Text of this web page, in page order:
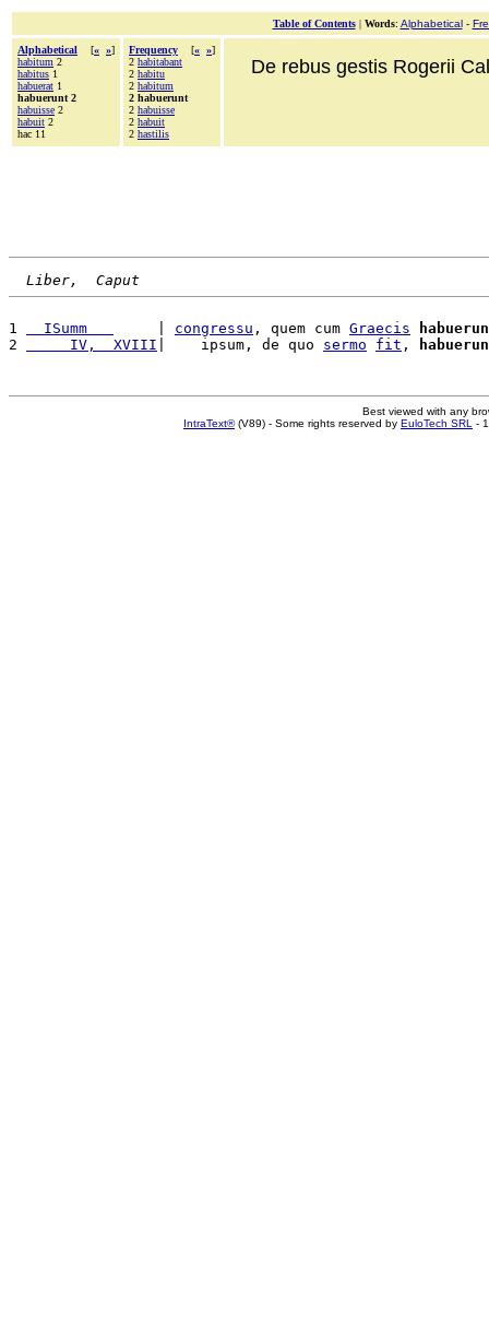
Table of Contents| Words: Alphabetical-
Alphabetical [« »]
habitum 2
habitus 1
habuerat 1
habuerunt 2
habuisse 2
habuit 2
hac 11
Frequency [« »]
2 habitabant
2 habitu
2 habitum
2 habuerunt
2 habuisse
2 habuit
2 hastilis
De rebus gestis Rogerii
Liber,  Caput
1
  ISumm
congressu , quem cum Graecis
2
     IV,  XVIII
|    ipsum, de quo sermo fit ,
Best viewed with any
IntraText®(V89) - Some rights reserved by EuloTech SRL -